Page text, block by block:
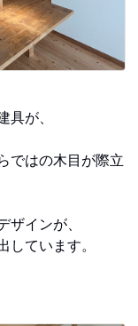
が、
ではの木目が際立
インが、
ています。